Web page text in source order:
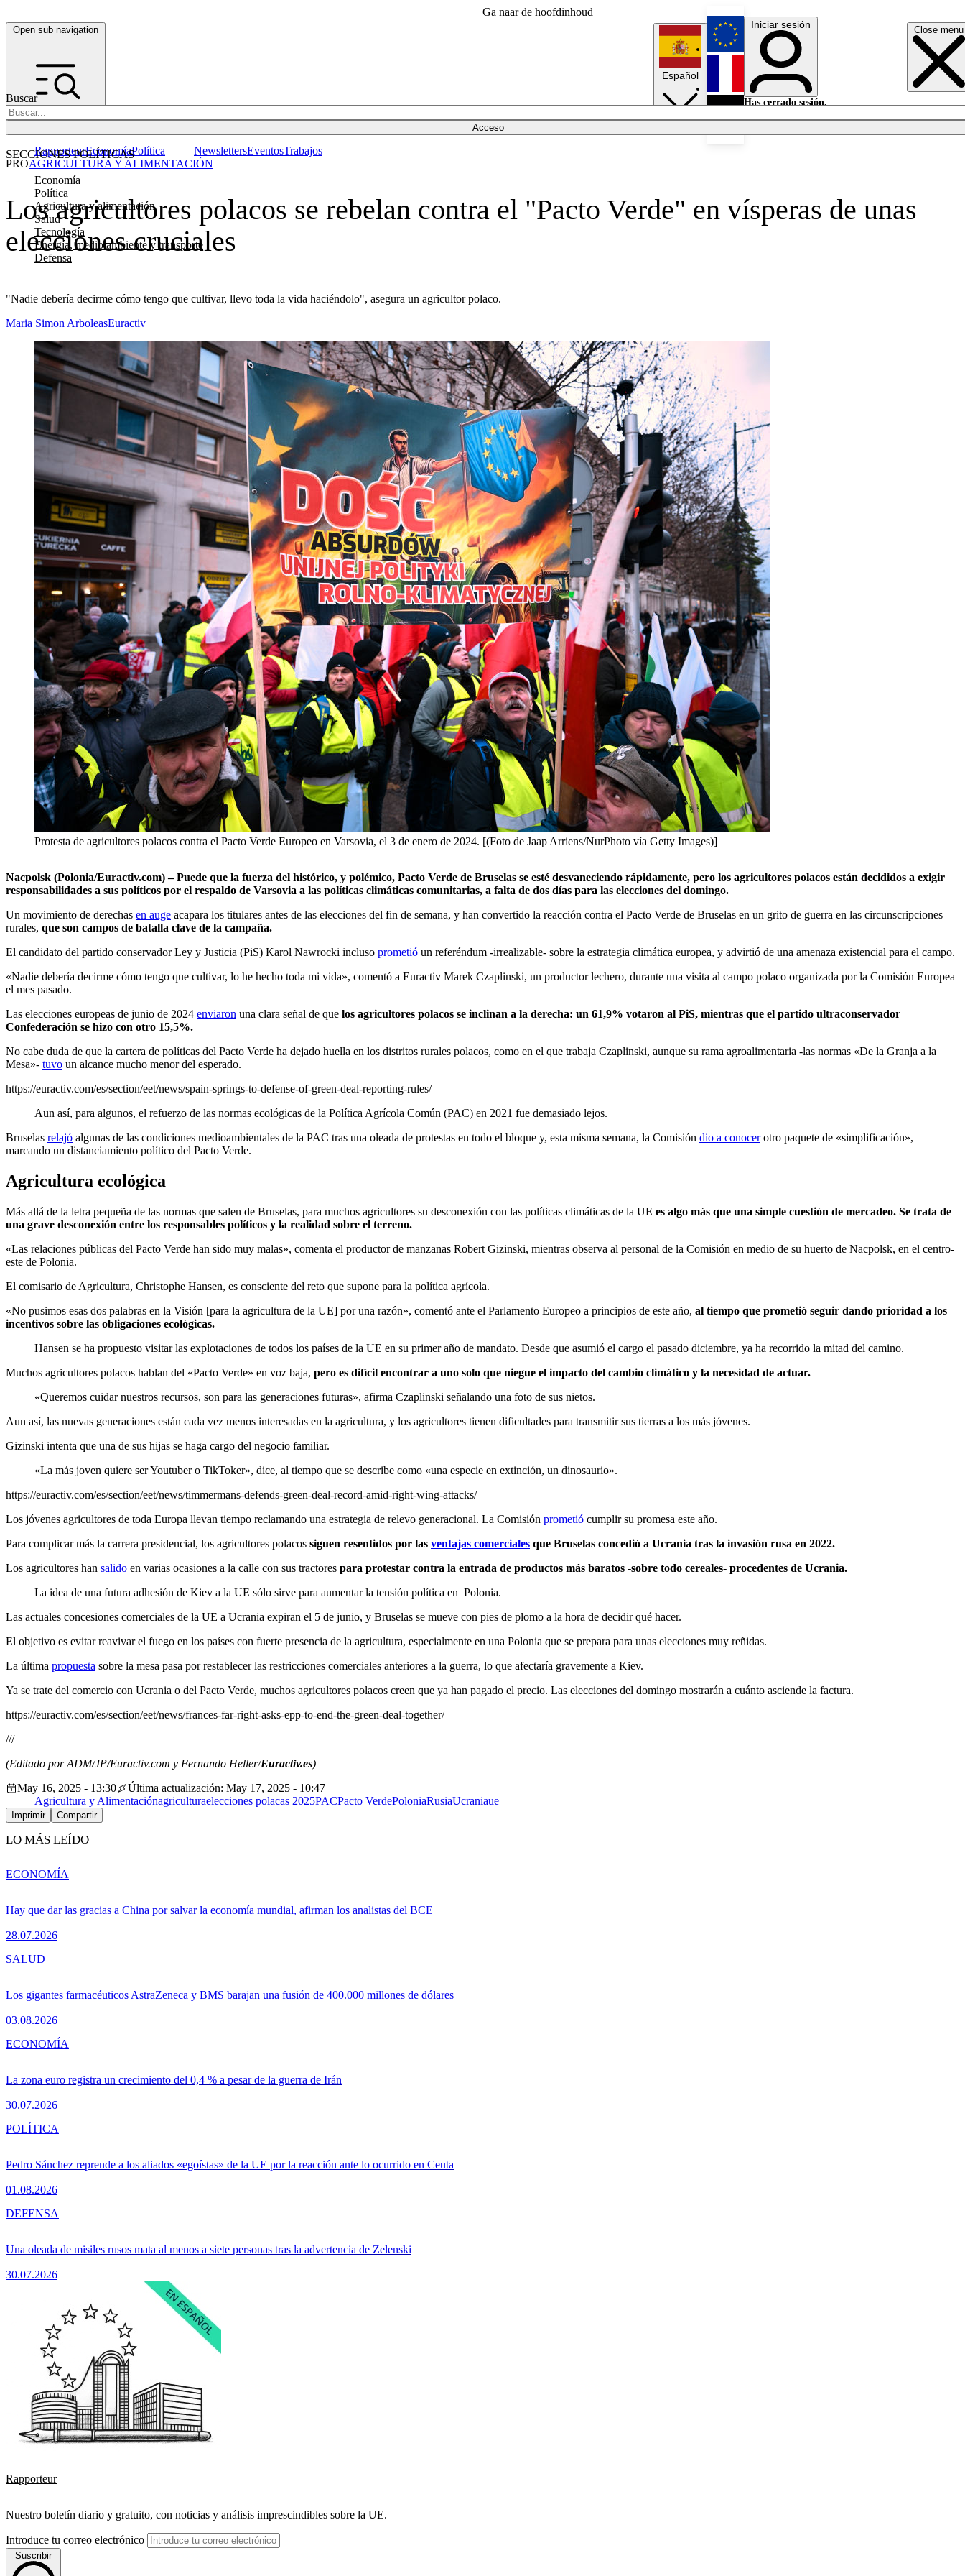
Ga naar de hoofdinhoud
Open sub navigation Close menu
Buscar
Acceso
SECCIONES POLÍTICAS
Economía
Política
Agricultura y alimentación
Salud
Tecnología
Energía, medio ambiente y transporte
Defensa
RapporteurEconomíaPolítica NewslettersEventosTrabajos
Español
English
Français
Iniciar sesión
Has cerrado sesión.
Los agricultores polacos se rebelan contra el "Pacto Verde" en vísperas de unas
elecciones cruciales
"Nadie debería decirme cómo tengo que cultivar, llevo toda la vida haciéndolo", asegura un agricultor polaco.
PROAGRICULTURA Y ALIMENTACIÓN
Maria Simon ArboleasEuractiv
Protesta de agricultores polacos contra el Pacto Verde Europeo en Varsovia, el 3 de enero de 2024. [(Foto de Jaap Arriens/NurPhoto vía Getty Images)]
Nacpolsk (Polonia/Euractiv.com) – Puede que la fuerza del histórico, y polémico, Pacto Verde de Bruselas se esté desvaneciendo rápidamente, pero los agricultores polacos están decididos a exigir
responsabilidades a sus políticos por el respaldo de Varsovia a las políticas climáticas comunitarias, a falta de dos días para las elecciones del domingo.
Un movimiento de derechas en auge acapara los titulares antes de las elecciones del fin de semana, y han convertido la reacción contra el Pacto Verde de Bruselas en un grito de guerra en las circunscripciones
rurales, que son campos de batalla clave de la campaña.
El candidato del partido conservador Ley y Justicia (PiS) Karol Nawrocki incluso prometió un referéndum -irrealizable- sobre la estrategia climática europea, y advirtió de una amenaza existencial para el campo.
«Nadie debería decirme cómo tengo que cultivar, lo he hecho toda mi vida», comentó a Euractiv Marek Czaplinski, un productor lechero, durante una visita al campo polaco organizada por la Comisión Europea
el mes pasado.
Las elecciones europeas de junio de 2024 enviaron una clara señal de que los agricultores polacos se inclinan a la derecha: un 61,9% votaron al PiS, mientras que el partido ultraconservador
Confederación se hizo con otro 15,5%.
No cabe duda de que la cartera de políticas del Pacto Verde ha dejado huella en los distritos rurales polacos, como en el que trabaja Czaplinski, aunque su rama agroalimentaria -las normas «De la Granja a la
Mesa»- tuvo un alcance mucho menor del esperado.
https://euractiv.com/es/section/eet/news/spain-springs-to-defense-of-green-deal-reporting-rules/
Aun así, para algunos, el refuerzo de las normas ecológicas de la Política Agrícola Común (PAC) en 2021 fue demasiado lejos.
Bruselas relajó algunas de las condiciones medioambientales de la PAC tras una oleada de protestas en todo el bloque y, esta misma semana, la Comisión dio a conocerotro paquete de «simplificación»,
marcando un distanciamiento político del Pacto Verde.
Agricultura ecológica
Más allá de la letra pequeña de las normas que salen de Bruselas, para muchos agricultores su desconexión con las políticas climáticas de la UE es algo más que una simple cuestión de mercadeo. Se trata de
una grave desconexión entre los responsables políticos y la realidad sobre el terreno.
«Las relaciones públicas del Pacto Verde han sido muy malas», comenta el productor de manzanas Robert Gizinski, mientras observa al personal de la Comisión en medio de su huerto de Nacpolsk, en el centro-
este de Polonia.
El comisario de Agricultura, Christophe Hansen, es consciente del reto que supone para la política agrícola.
«No pusimos esas dos palabras en la Visión [para la agricultura de la UE] por una razón», comentó ante el Parlamento Europeo a principios de este año, al tiempo que prometió seguir dando prioridad a los
incentivos sobre las obligaciones ecológicas.
Hansen se ha propuesto visitar las explotaciones de todos los países de la UE en su primer año de mandato. Desde que asumió el cargo el pasado diciembre, ya ha recorrido la mitad del camino.
Muchos agricultores polacos hablan del «Pacto Verde» en voz baja, pero es difícil encontrar a uno solo que niegue el impacto del cambio climático y la necesidad de actuar.
«Queremos cuidar nuestros recursos, son para las generaciones futuras», afirma Czaplinski señalando una foto de sus nietos.
Aun así, las nuevas generaciones están cada vez menos interesadas en la agricultura, y los agricultores tienen dificultades para transmitir sus tierras a los más jóvenes.
Gizinski intenta que una de sus hijas se haga cargo del negocio familiar.
«La más joven quiere ser Youtuber o TikToker», dice, al tiempo que se describe como «una especie en extinción, un dinosaurio».
https://euractiv.com/es/section/eet/news/timmermans-defends-green-deal-record-amid-right-wing-attacks/
Los jóvenes agricultores de toda Europa llevan tiempo reclamando una estrategia de relevo generacional. La Comisión prometió cumplir su promesa este año.
Para complicar más la carrera presidencial, los agricultores polacos siguen resentidos por las ventajas comerciales que Bruselas concedió a Ucrania tras la invasión rusa en 2022.
Los agricultores han salido en varias ocasiones a la calle con sus tractores para protestar contra la entrada de productos más baratos -sobre todo cereales- procedentes de Ucrania.
La idea de una futura adhesión de Kiev a la UE sólo sirve para aumentar la tensión política en Polonia.
Las actuales concesiones comerciales de la UE a Ucrania expiran el 5 de junio, y Bruselas se mueve con pies de plomo a la hora de decidir qué hacer.
El objetivo es evitar reavivar el fuego en los países con fuerte presencia de la agricultura, especialmente en una Polonia que se prepara para unas elecciones muy reñidas.
La última propuesta sobre la mesa pasa por restablecer las restricciones comerciales anteriores a la guerra, lo que afectaría gravemente a Kiev.
Ya se trate del comercio con Ucrania o del Pacto Verde, muchos agricultores polacos creen que ya han pagado el precio. Las elecciones del domingo mostrarán a cuánto asciende la factura.
https://euractiv.com/es/section/eet/news/frances-far-right-asks-epp-to-end-the-green-deal-together/
///
(Editado por ADM/JP/Euractiv.com y Fernando Heller/Euractiv.es)
May 16, 2025 - 13:30
Última actualización: May 17, 2025 - 10:47
Agricultura y Alimentaciónagriculturaelecciones polacas 2025PACPacto VerdePoloniaRusiaUcraniaue
Imprimir Compartir
LO MÁS LEÍDO
Hay que dar las gracias a China por salvar la economía mundial, afirman los analistas del BCE
28.07.2026
ECONOMÍA
Los gigantes farmacéuticos AstraZeneca y BMS barajan una fusión de 400.000 millones de dólares
03.08.2026
SALUD
La zona euro registra un crecimiento del 0,4 % a pesar de la guerra de Irán
30.07.2026
ECONOMÍA
Pedro Sánchez reprende a los aliados «egoístas» de la UE por la reacción ante lo ocurrido en Ceuta
01.08.2026
POLÍTICA
Una oleada de misiles rusos mata al menos a siete personas tras la advertencia de Zelenski
30.07.2026
DEFENSA
Rapporteur
Nuestro boletín diario y gratuito, con noticias y análisis imprescindibles sobre la UE.
Introduce tu correo electrónico
Suscribir